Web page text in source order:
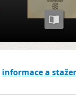
informace a